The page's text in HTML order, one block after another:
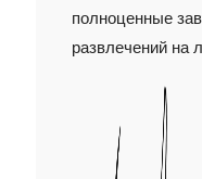
полноценные
развлечений на